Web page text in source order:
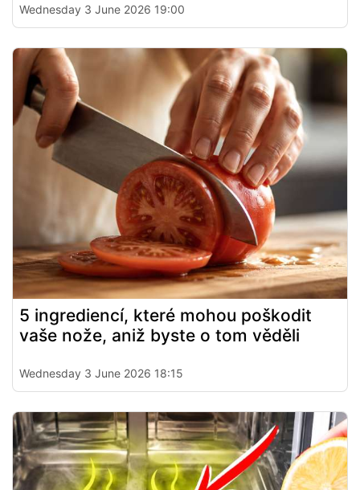
Wednesday 3 June 2026 19:00
5 ingrediencí, které mohou poškodit
vaše nože, aniž byste o tom věděli
Wednesday 3 June 2026 18:15